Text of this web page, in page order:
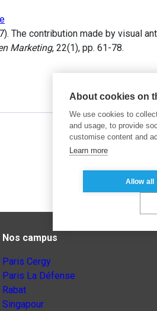
The contribution made by visual
Marketing, 22(1), pp. 61-78.
Nos campus
Paris Cergy
Paris La Défense
Rabat
Singapour
About cookies on
We use cookies to
and usage, to provide
customise content and
Learn more
Allow all